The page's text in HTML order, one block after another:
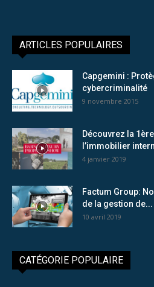
ARTICLES POPULAIRES
Capgemini :
cybercriminalité
9 novembre 2015
Découvrez la
l’immobilier
4 janvier 2019
Factum Group:
de la gestion de...
10 avril 2019
CATÉGORIE POPULAIRE